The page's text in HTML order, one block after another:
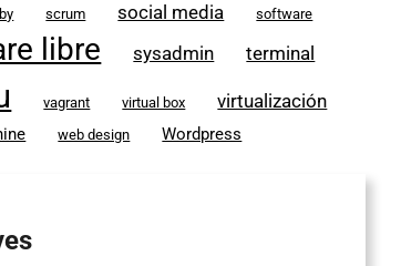
scrum social media software
libre sysadmin terminal
vagrant virtual box virtualización
web design Wordpress